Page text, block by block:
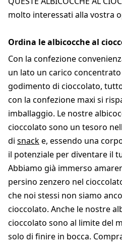
molto interessati alla vostra
Ordina le albicocche al
Con la confezione
un lato un carico
godimento di cioccolato,
con la confezione maxi si
imballaggio. Le nostre
cioccolato sono un tesoro
di snacke, essendo una
il potenziale per diventare il
Abbiamo già immerso
persino zenzero nel
che noi stessi non siamo
cioccolato. Anche le nostre
cioccolato sono al limite del
solo di finire in bocca.